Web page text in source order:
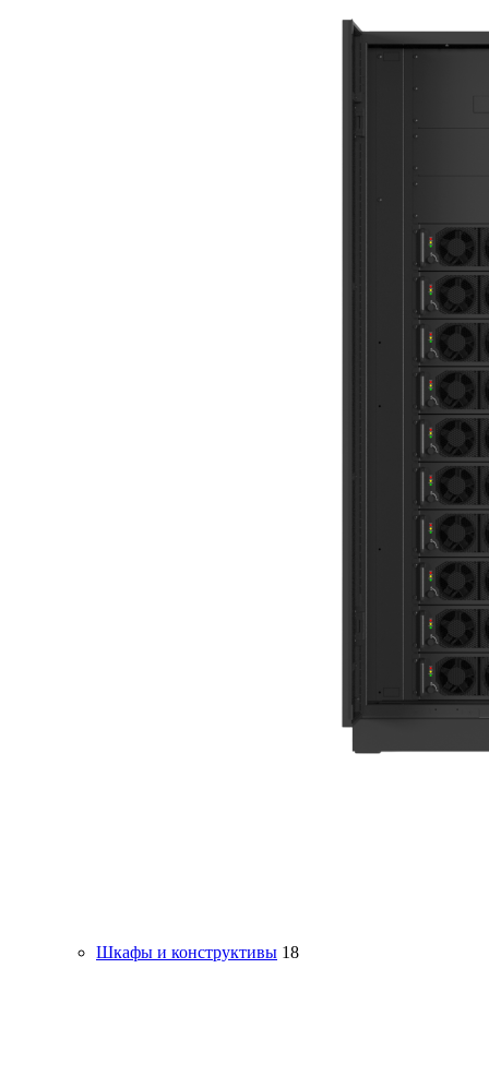
Шкафы и конструктивы 18